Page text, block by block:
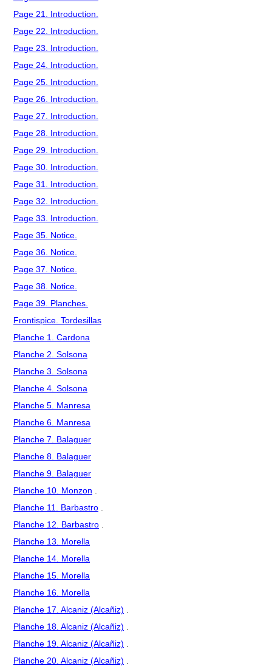
Page 21. Introduction.
Page 22. Introduction.
Page 23. Introduction.
Page 24. Introduction.
Page 25. Introduction.
Page 26. Introduction.
Page 27. Introduction.
Page 28. Introduction.
Page 29. Introduction.
Page 30. Introduction.
Page 31. Introduction.
Page 32. Introduction.
Page 33. Introduction.
Page 35. Notice.
Page 36. Notice.
Page 37. Notice.
Page 38. Notice.
Page 39. Planches.
Frontispice. Tordesillas
Planche 1. Cardona
Planche 2. Solsona
Planche 3. Solsona
Planche 4. Solsona
Planche 5. Manresa
Planche 6. Manresa
Planche 7. Balaguer
Planche 8. Balaguer
Planche 9. Balaguer
Planche 10. Monzon
Planche 11. Barbastro
Planche 12. Barbastro
Planche 13. Morella
Planche 14. Morella
Planche 15. Morella
Planche 16. Morella
Planche 17. Alcaniz (Alcañiz)
Planche 18. Alcaniz (Alcañiz)
Planche 19. Alcaniz (Alcañiz)
Planche 20. Alcaniz (Alcañiz)